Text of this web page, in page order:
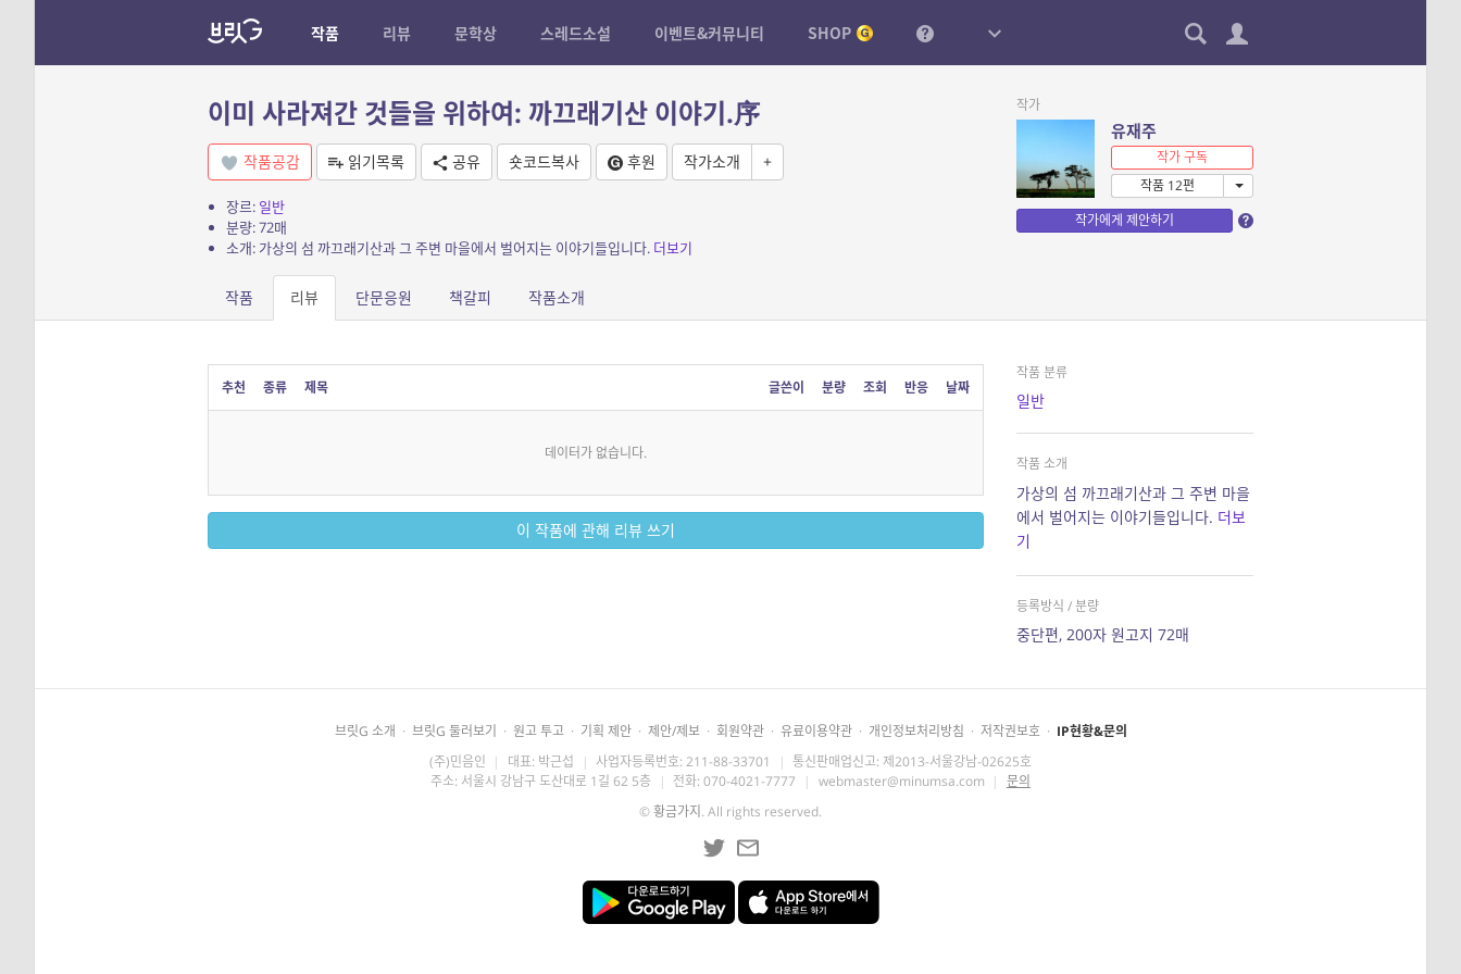
작품 리뷰 문학상 스레드소설 이벤트&커뮤니티 SHOP
이미 사라져간 것들을 위하여: 까끄래기산 이야기.序
작품공감 읽기목록 공유 숏코드복사 후원 작가소개 +
장르: 일반
분량: 72매
소개: 가상의 섬 까끄래기산과 그 주변 마을에서 벌어지는 이야기들입니다. 더보기
작가
유재주
작가 구독
작품 12편
작가에게 제안하기
작품 리뷰 단문응원 책갈피 작품소개
추천 종류 제목 글쓴이 분량 조회 반응 날짜
데이터가 없습니다.
이 작품에 관해 리뷰 쓰기
작품 분류
일반
작품 소개
가상의 섬 까끄래기산과 그 주변 마을
에서 벌어지는 이야기들입니다. 더보
기
등록방식 / 분량
중단편, 200자 원고지 72매
브릿G 소개 · 브릿G 둘러보기 · 원고 투고 · 기획 제안 · 제안/제보 · 회원약관 · 유료이용약관 · 개인정보처리방침 · 저작권보호 · IP현황&문의
(주)민음인 | 대표: 박근섭 | 사업자등록번호: 211-88-33701 | 통신판매업신고: 제2013-서울강남-02625호
주소: 서울시 강남구 도산대로 1길 62 5층 | 전화: 070-4021-7777 | webmaster@minumsa.com | 문의
©황금가지 . All rights reserved.